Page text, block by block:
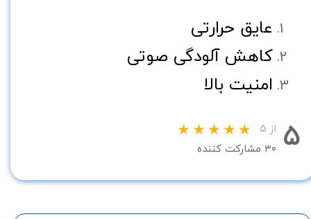
عایق حرارتی
کاهش آلودگی صوتی
امنیت بالا
۵ از ۵
۳۰ مشارکت کننده